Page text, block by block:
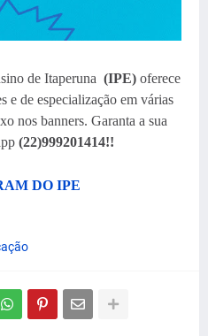
de Itaperuna (IPE) oferece
e de especialização em várias
nos banners. Garanta a sua
(22)999201414!!
DO IPE